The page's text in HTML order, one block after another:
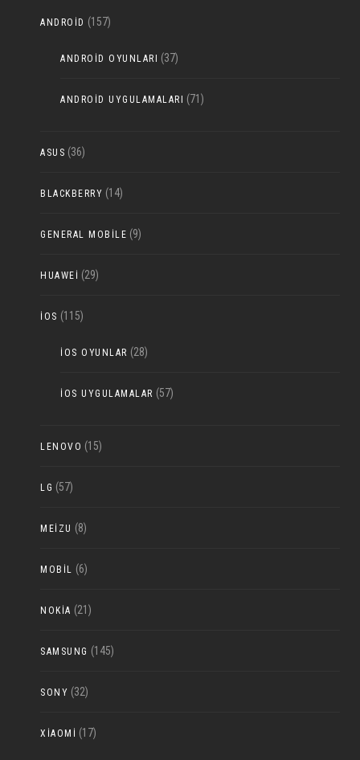
ANDROID (157)
ANDROID OYUNLARI (37)
ANDROID UYGULAMALARI (71)
ASUS (36)
BLACKBERRY (14)
GENERAL MOBILE (9)
HUAWEI (29)
IOS (115)
IOS OYUNLAR (28)
IOS UYGULAMALAR (57)
LENOVO (15)
LG (57)
MEIZU (8)
MOBIL (6)
NOKIA (21)
SAMSUNG (145)
SONY (32)
XIAOMI (17)